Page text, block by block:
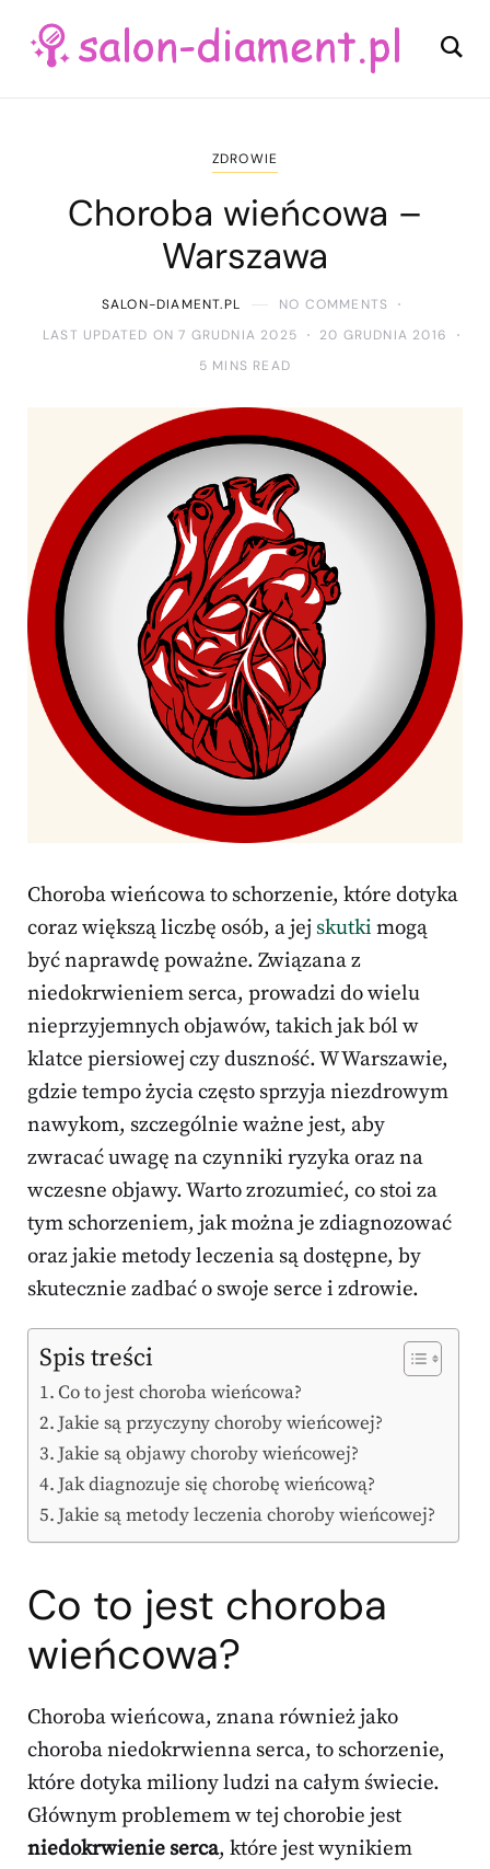
ZDROWIE
Choroba wieńcowa –
Warszawa
SALON-DIAMENT.PL
NO COMMENTS
LAST UPDATED ON 7 GRUDNIA 2025
20 GRUDNIA 2016
5 MINS READ
Choroba wieńcowa to schorzenie, które dotyka
coraz większą liczbę osób, a jej skutki mogą
być naprawdę poważne. Związana z
niedokrwieniem serca, prowadzi do wielu
nieprzyjemnych objawów, takich jak ból w
klatce piersiowej czy duszność. W Warszawie,
gdzie tempo życia często sprzyja niezdrowym
nawykom, szczególnie ważne jest, aby
zwracać uwagę na czynniki ryzyka oraz na
wczesne objawy. Warto zrozumieć, co stoi za
tym schorzeniem, jak można je zdiagnozować
oraz jakie metody leczenia są dostępne, by
skutecznie zadbać o swoje serce i zdrowie.
Spis treści
Co to jest choroba wieńcowa?
Jakie są przyczyny choroby wieńcowej?
Jakie są objawy choroby wieńcowej?
Jak diagnozuje się chorobę wieńcową?
Jakie są metody leczenia choroby wieńcowej?
Co to jest choroba
wieńcowa?
Choroba wieńcowa, znana również jako
choroba niedokrwienna serca, to schorzenie,
które dotyka miliony ludzi na całym świecie.
Głównym problemem w tej chorobie jest
niedokrwienie serca, które jest wynikiem